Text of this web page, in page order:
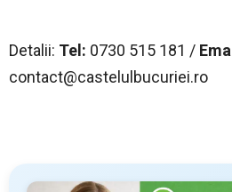
Detalii: Tel: 0730 515 181 /
contact@castelulbucuriei.ro